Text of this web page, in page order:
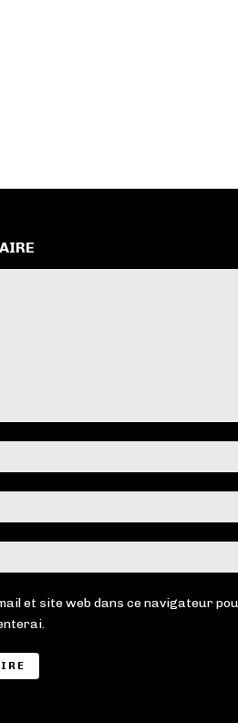
et site web dans ce navigateur